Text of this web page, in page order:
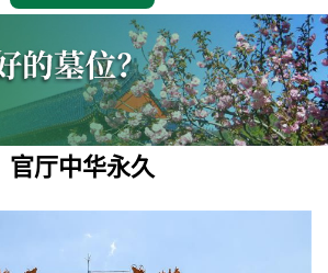
官厅中华永久